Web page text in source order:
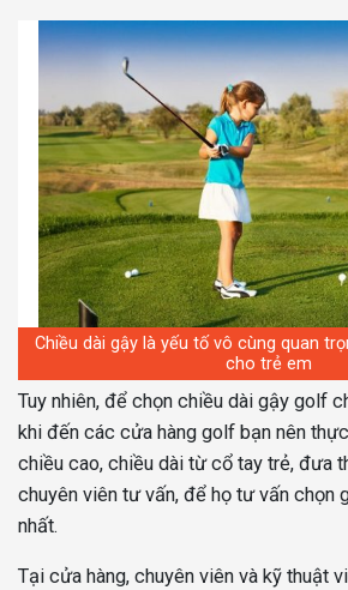
Chiều dài gậy là yếu tố vô cùng quan
cho trẻ em
Tuy nhiên, để chọn chiều dài gậy golf
khi đến các cửa hàng golf bạn nên
chiều cao, chiều dài từ cổ tay trẻ, đưa
chuyên viên tư vấn, để họ tư vấn chọn
nhất.
Tại cửa hàng, chuyên viên và kỹ thuật